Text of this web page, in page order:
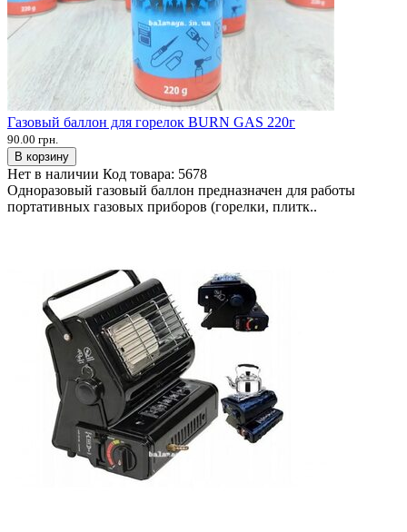
Газовый баллон для горелок BURN GAS 220г
90.00 грн.
В корзину
Нет в наличии Код товара: 5678
Одноразовый газовый баллон предназначен для работы
портативных газовых приборов (горелки, плитк..